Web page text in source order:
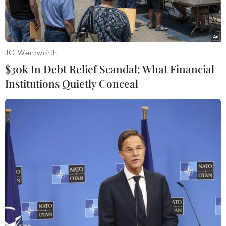
trường...
Các đối tượng trong vụ án tại cơ quan công an. (Ảnh: TTXVN
Ngày 15/6, Công an thành phố Hà Nội cho biết
JG Wentworth
$30k In Debt Relief Scandal: What Financial
Institutions Quietly Conceal